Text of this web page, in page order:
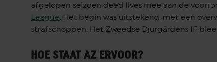
afgelopen seizoen deed Ilves mee aan de
League. Het begin was uitstekend, met een
strafschoppen. Het Zweedse Djurgårdens IF
HOE STAAT AZ ERVOOR?